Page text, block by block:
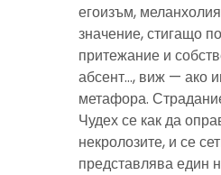
егоизъм,
значение, стигащо
притежание и
абсент…, виж — ако
метафора.
Чудех се как да
некролозите, и се
представлява един